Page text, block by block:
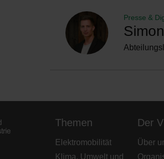
Presse &
Themen
Elektromobilität
Klima, Umwelt und
Der
Über